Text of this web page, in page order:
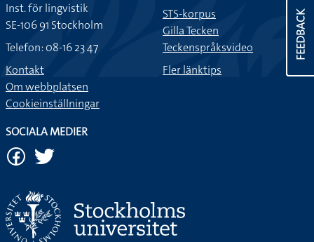
FEEDBACK
Inst. för lingvistik
SE-106 91 Stockholm
Telefon: 08-16 23 47
Kontakt
Om webbplatsen
Cookieinställningar
STS-korpus
Gilla Tecken
Teckenspråksvideo
Fler länktips
SOCIALA MEDIER